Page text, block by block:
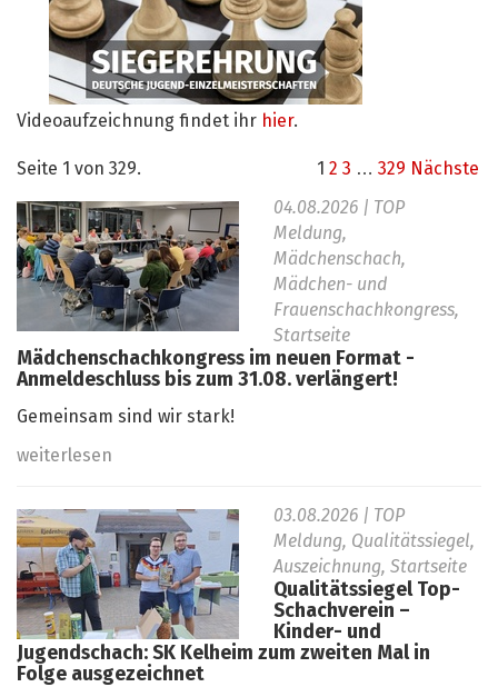
Videoaufzeichnung findet ihr hier.
Seite 1 von 329. 1 2 3 … 329 Nächste
04.08.2026 | TOP
Meldung,
Mädchenschach,
Mädchen- und
Frauenschachkongress,
Startseite
Mädchenschachkongress im neuen Format -
Anmeldeschluss bis zum 31.08. verlängert!
Gemeinsam sind wir stark!
weiterlesen
03.08.2026 | TOP
Meldung, Qualitätssiegel,
Auszeichnung, Startseite
Qualitätssiegel Top-
Schachverein –
Kinder- und
Jugendschach: SK Kelheim zum zweiten Mal in
Folge ausgezeichnet